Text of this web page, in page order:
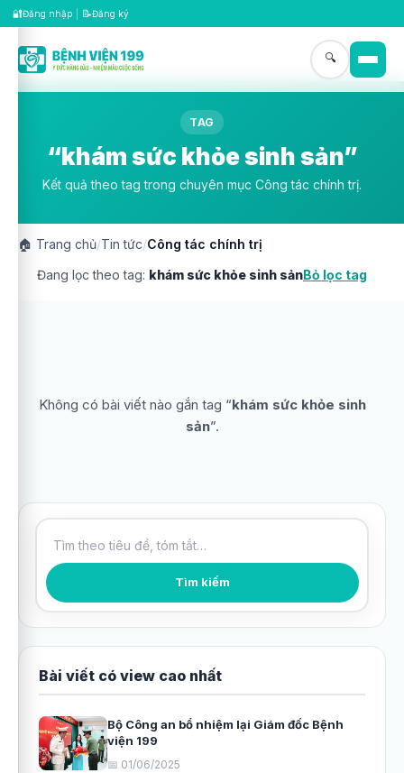
🔐Đăng nhập 📝Đăng ký
🔍
TAG
“khám sức khỏe sinh sản”
Kết quả theo tag trong chuyên mục Công tác chính trị.
🏠 Trang chủ/Tin tức/Công tác chính trị
Đang lọc theo tag: khám sức khỏe sinh sảnBỏ lọc tag
Không có bài viết nào gắn tag “khám sức khỏe sinh
sản”.
Tìm kiếm bài viết Tìm kiếm
Bài viết có view cao nhất
Bộ Công an bổ nhiệm lại Giám đốc Bệnh
viện 199
📅 01/06/2025